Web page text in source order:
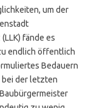
um der
fände es
endlich öffentlich
Bedauern
bei der letzten